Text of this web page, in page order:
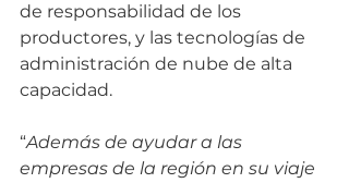
de responsabilidad de los
productores, y las tecnologías de
administración de nube de alta
capacidad.
“Además de ayudar a las
empresas de la región en su viaje